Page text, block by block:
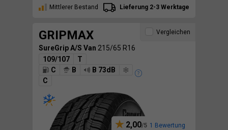
Mittlerer Bestand Lieferung 2-3 Werktage
GRIPMAX
SureGrip A/S Van 215/65 R16
109/107
T
C
B
B 73dB
C
2,00 1 Bewertung
Vergleichen